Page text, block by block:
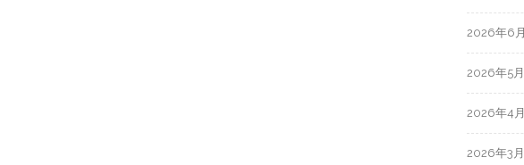
2026年6月
2026年5月
2026年4月
2026年3月